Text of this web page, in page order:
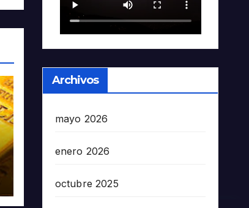
Archivos
mayo 2026
enero 2026
octubre 2025